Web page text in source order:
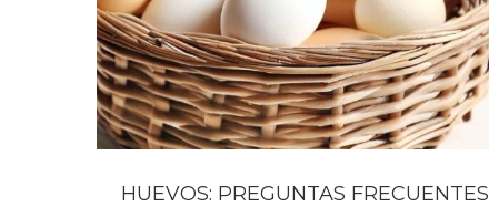
HUEVOS: PREGUNTAS FRECUENTES